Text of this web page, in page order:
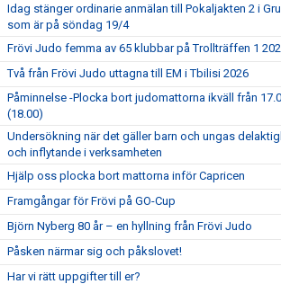
Idag stänger ordinarie anmälan till Pokaljakten 2 i
som är på söndag 19/4
Frövi Judo femma av 65 klubbar på Trollträffen 1
Två från Frövi Judo uttagna till EM i Tbilisi 2026
Påminnelse -Plocka bort judomattorna ikväll från
(18.00)
Undersökning när det gäller barn och ungas
och inflytande i verksamheten
Hjälp oss plocka bort mattorna inför Capricen
Framgångar för Frövi på GO-Cup
Björn Nyberg 80 år – en hyllning från Frövi Judo
Påsken närmar sig och påkslovet!
Har vi rätt uppgifter till er?